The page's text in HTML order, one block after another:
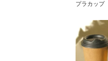
プラカップ